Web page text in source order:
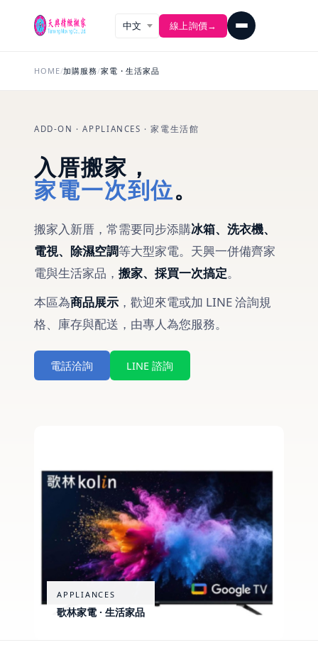
線上詢價→
HOME/加購服務/家電・生活家品
ADD-ON · APPLIANCES · 家電生活館
入厝搬家，
家電一次到位。
搬家入新厝，常需要同步添購冰箱、洗衣機、
電視、除濕空調等大型家電。天興一併備齊家
電與生活家品， 搬家、採買一次搞定。
本區為商品展示 ，歡迎來電或加 LINE 洽詢規
格、庫存與配送，由專人為您服務。
電話洽詢 LINE 諮詢
APPLIANCES
歌林家電 · 生活家品